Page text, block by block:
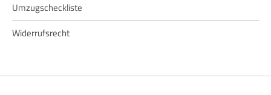
Umzugscheckliste
Widerrufsrecht